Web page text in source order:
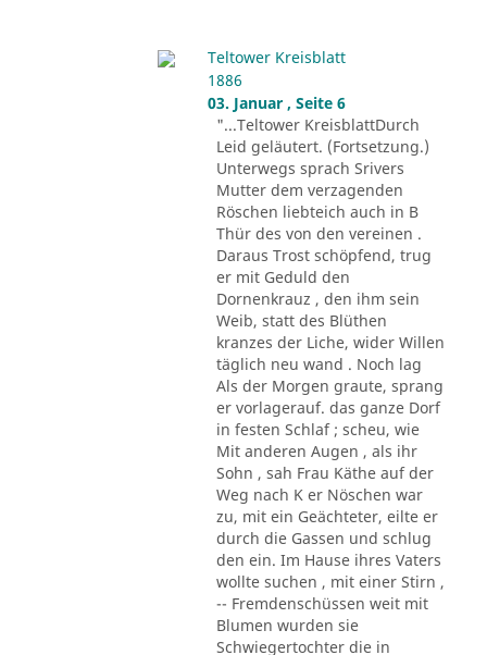
Teltower Kreisblatt
1886
03. Januar , Seite 6
"...Teltower KreisblattDurch
Leid geläutert. (Fortsetzung.)
Unterwegs sprach Srivers
Mutter dem verzagenden
Röschen liebteich auch in B
Thür des von den vereinen .
Daraus Trost schöpfend, trug
er mit Geduld den
Dornenkrauz , den ihm sein
Weib, statt des Blüthen
kranzes der Liche, wider Willen
täglich neu wand . Noch lag
Als der Morgen graute, sprang
er vorlagerauf. das ganze Dorf
in festen Schlaf ; scheu, wie
Mit anderen Augen , als ihr
Sohn , sah Frau Käthe auf der
Weg nach K er Nöschen war
zu, mit ein Geächteter, eilte er
durch die Gassen und schlug
den ein. Im Hause ihres Vaters
wollte suchen , mit einer Stirn ,
-- Fremdenschüssen weit mit
Blumen wurden sie
Schwiegertochter die in